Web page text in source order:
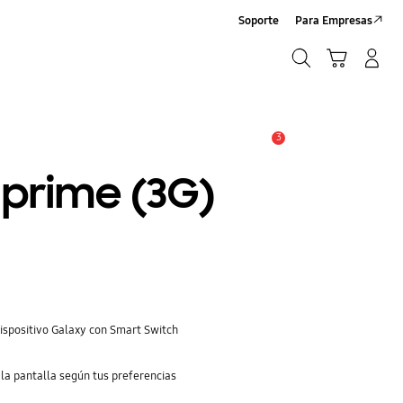
Soporte Para Empresas
3
(3G)
Galaxy con Smart Switch
pantalla según tus preferencias